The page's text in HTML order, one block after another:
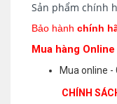
Sản phẩm chính
Bảo hành chính
Mua hàng
Mua online -
CHÍNH